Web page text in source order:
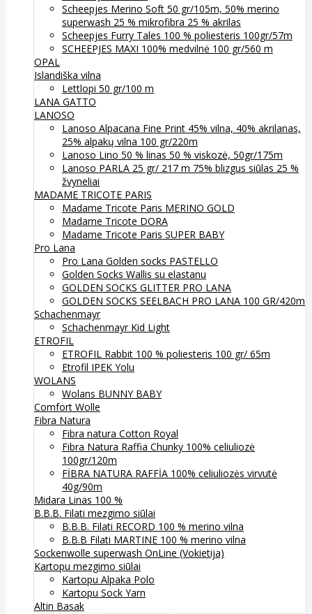
Scheepjes Merino Soft 50 gr/105m, 50% merino
superwash 25 % mikrofibra 25 % akrilas
Scheepjes Furry Tales 100 % poliesteris 100gr/57m
SCHEEPJES MAXI 100% medvilnė 100 gr/560 m
OPAL
Islandiška vilna
Lettlopi 50 gr/100 m
LANA GATTO
LANOSO
Lanoso Alpacana Fine Print 45% vilna, 40% akrilanas,
25% alpakų vilna 100 gr/220m
Lanoso Lino 50 % linas 50 % viskozė, 50gr/175m
Lanoso PARLA 25 gr/ 217 m 75% blizgus siūlas 25 %
žvyneliai
MADAME TRICOTE PARIS
Madame Tricote Paris MERINO GOLD
Madame Tricote DORA
Madame Tricote Paris SUPER BABY
Pro Lana
Pro Lana Golden socks PASTELLO
Golden Socks Wallis su elastanu
GOLDEN SOCKS GLITTER PRO LANA
GOLDEN SOCKS SEELBACH PRO LANA 100 GR/420m
Schachenmayr
Schachenmayr Kid Light
ETROFIL
ETROFIL Rabbit 100 % poliesteris 100 gr/ 65m
Etrofil IPEK Yolu
WOLANS
Wolans BUNNY BABY
Comfort Wolle
Fibra Natura
Fibra natura Cotton Royal
Fibra Natura Raffia Chunky 100% celiuliozė
100gr/120m
FİBRA NATURA RAFFİA 100% celiuliozės virvutė
40g/90m
Midara Linas 100 %
B.B.B. Filati mezgimo siūlai
B.B.B. Filati RECORD 100 % merino vilna
B.B.B Filati MARTINE 100 % merino vilna
Sockenwolle superwash OnLine (Vokietija)
Kartopu mezgimo siūlai
Kartopu Alpaka Polo
Kartopu Sock Yarn
Altin Basak